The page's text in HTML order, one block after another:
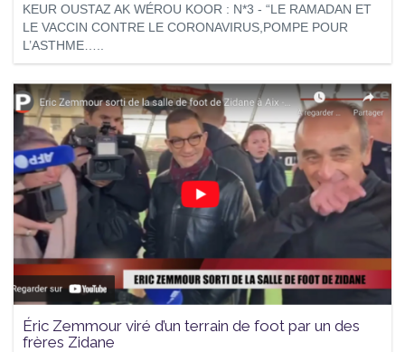
KEUR OUSTAZ AK WÉROU KOOR : N*3 - “LE RAMADAN ET
LE VACCIN CONTRE LE CORONAVIRUS,POMPE POUR
L’ASTHME…..
Éric Zemmour viré d’un terrain de foot par un des
frères Zidane